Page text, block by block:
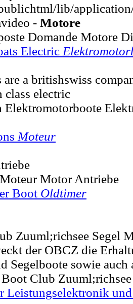
lib/
- Motore
Domande Motore
Electric
a britishswiss
electric
Elektromotorboote
Moteur
Motor Antriebe
Boot Oldtimer
Zuuml;richsee Segel
der OBCZ die
Segelboote sowie auch
Club Zuuml;richsee
Leistungselektronik